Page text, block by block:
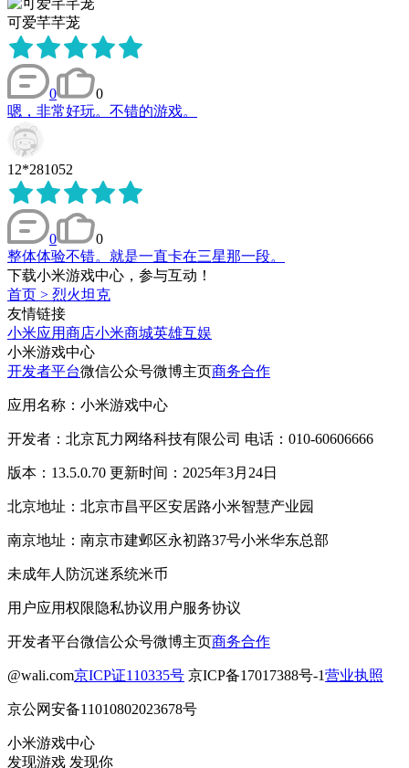
可爱芊芊茏
0
0
嗯，非常好玩。不错的游戏。
12*281052
0
0
整体体验不错。就是一直卡在三星那一段。
下载小米游戏中心，参与互动！
首页 > 烈火坦克
友情链接
小米应用商店小米商城英雄互娱
小米游戏中心
开发者平台微信公众号微博主页商务合作
应用名称：小米游戏中心
开发者：北京瓦力网络科技有限公司 电话：010-60606666
版本：13.5.0.70 更新时间：2025年3月24日
北京地址：北京市昌平区安居路小米智慧产业园
南京地址：南京市建邺区永初路37号小米华东总部
未成年人防沉迷系统米币
用户应用权限隐私协议用户服务协议
开发者平台微信公众号微博主页商务合作
@wali.com京ICP证110335号 京ICP备17017388号-1营业执照
京公网安备11010802023678号
小米游戏中心
发现游戏 发现你